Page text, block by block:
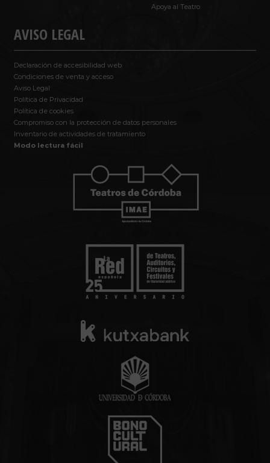
AVISO LEGAL
Declaración de accesibilidad web
Condiciones de venta y acceso
Aviso Legal
Política de Privacidad
Política de cookies
Compromiso con la protección de datos personales
Inventario de actividades de tratamiento
Modo lectura fácil
Apoya al Teatro